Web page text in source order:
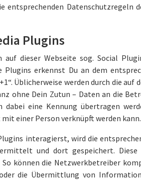
entsprechenden Datenschutzregeln
Plugins
auf dieser Webseite sog. Social
Plugins erkennst Du an dem
Üblicherweise werden durch die
ohne Dein Zutun – Daten an die
dabei eine Kennung übertragen
einer Person verknüpft werden kann.
interagierst, wird die
und dort gespeichert.
können die Netzwerkbetreiber
die Übermittlung von